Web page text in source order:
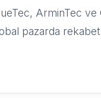
ArminTec
pazarda